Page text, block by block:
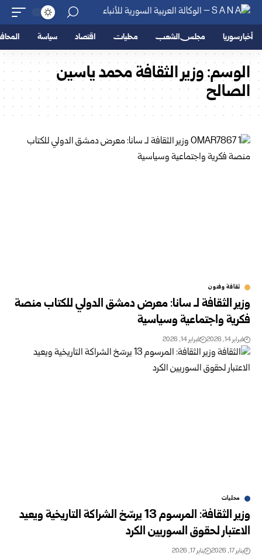
أخبار سوريا مجلس الشعب محليات اقتصاد سياسة
الوسم:وزير الثقافة محمد ياسين
الصالح
ثقافة وفنون
وزير الثقافة لـ سانا: معرض دمشق الدولي للكتاب منصة
فكرية واجتماعية وسياسية
فبراير 14, 2026 فبراير 14, 2026
محليات
وزير الثقافة: المرسوم 13 يرسّخ الشراكة التاريخية ويعيد
الاعتبار لحقوق السوريين الكرد
يناير 17, 2026 يناير 17, 2026